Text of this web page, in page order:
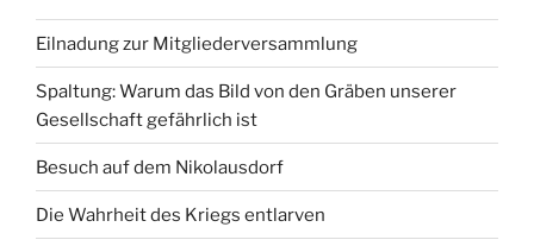
Eilnadung zur Mitgliederversammlung
Spaltung: Warum das Bild von den Gräben unserer
Gesellschaft gefährlich ist
Besuch auf dem Nikolausdorf
Die Wahrheit des Kriegs entlarven